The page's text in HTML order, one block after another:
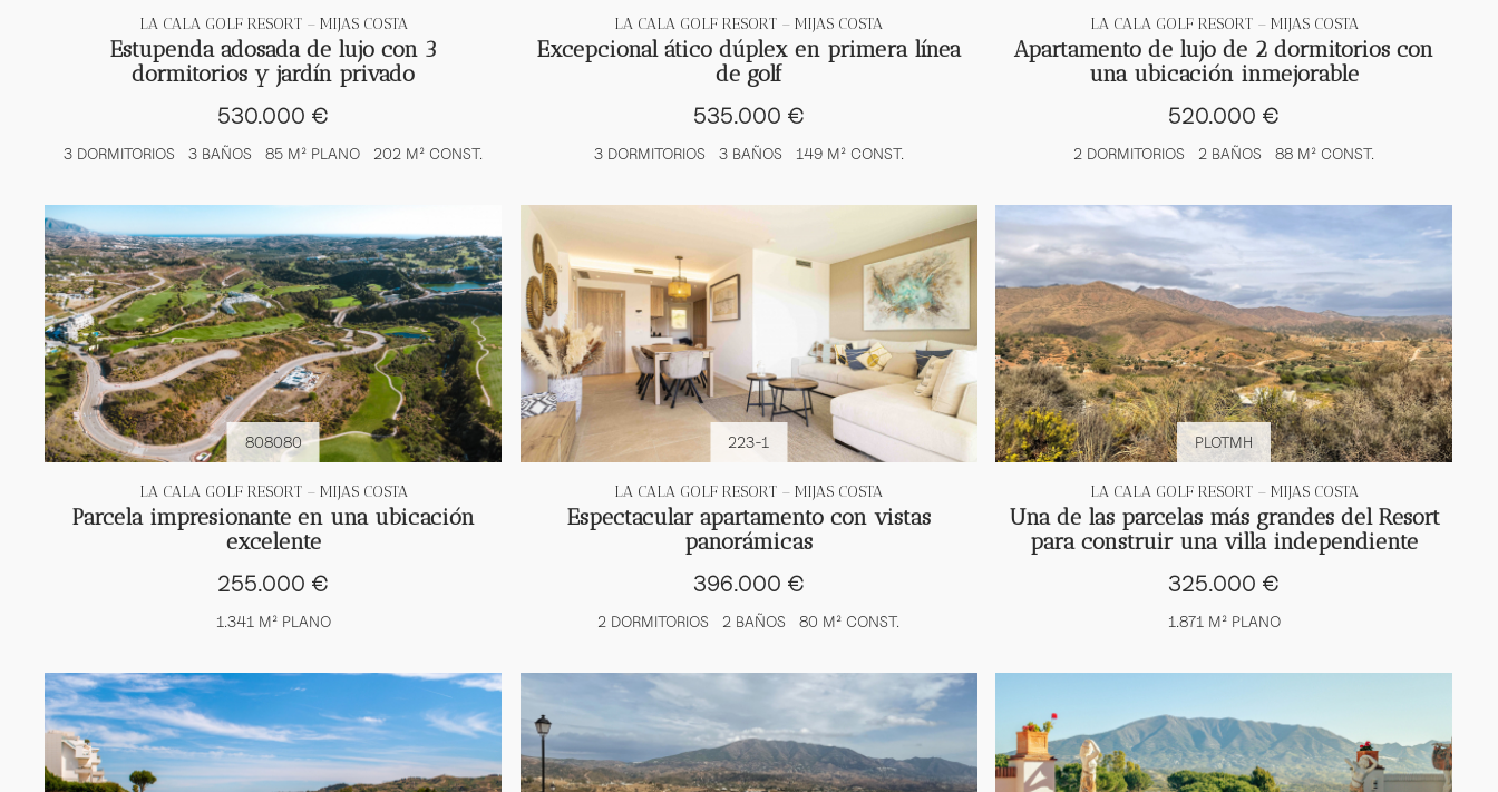
LA CALA GOLF RESORT – MIJAS COSTA
Estupenda adosada de lujo con 3
dormitorios y jardín privado
530.000 €
3 DORMITORIOS 3 BAÑOS 85 M² PLANO 202 M² CONST.
LA CALA GOLF RESORT – MIJAS COSTA
Excepcional ático dúplex en primera línea
de golf
535.000 €
3 DORMITORIOS 3 BAÑOS 149 M² CONST.
LA CALA GOLF RESORT – MIJAS COSTA
Apartamento de lujo de 2 dormitorios con
una ubicación inmejorable
520.000 €
2 DORMITORIOS 2 BAÑOS 88 M² CONST.
LA CALA GOLF RESORT – MIJAS COSTA
Parcela impresionante en una ubicación
excelente
255.000 €
1.341 M² PLANO
808080
LA CALA GOLF RESORT – MIJAS COSTA
Espectacular apartamento con vistas
panorámicas
396.000 €
2 DORMITORIOS 2 BAÑOS 80 M² CONST.
223-1
LA CALA GOLF RESORT – MIJAS COSTA
Una de las parcelas más grandes del Resort
para construir una villa independiente
325.000 €
1.871 M² PLANO
PLOTMH